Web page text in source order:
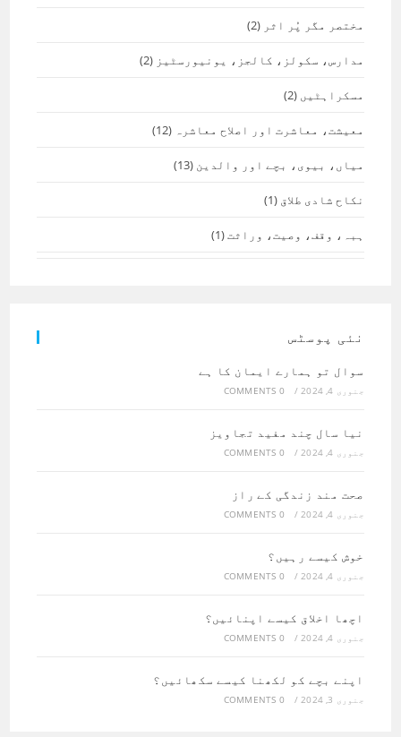
مختصر مگر پُر اثر (2)
مدارس، سکولز، کالجز، یونیورسٹیز (2)
مسکراہٹیں (2)
معیشت، معاشرت اور اصلاح معاشرہ (12)
میاں، بیوی، بچے اور والدین (13)
نکاح شادی طلاق (1)
ہبہ، وقف، وصیت، وراثت(1)
نئی پوسٹس
سوال تو ہمارے ایمان کا ہے
جنوری 4, 2024 /
0 COMMENTS
نیا سال چند مفید تجاویز
جنوری 4, 2024 /
0 COMMENTS
صحت مند زندگی کے راز
جنوری 4, 2024 /
0 COMMENTS
خوش کیسے رہیں؟
جنوری 4, 2024 /
0 COMMENTS
اچھا اخلاق کیسے اپنائیں؟
جنوری 4, 2024 /
0 COMMENTS
اپنے بچے کو لکھنا کیسے سکھائیں؟
جنوری 3, 2024 /
0 COMMENTS